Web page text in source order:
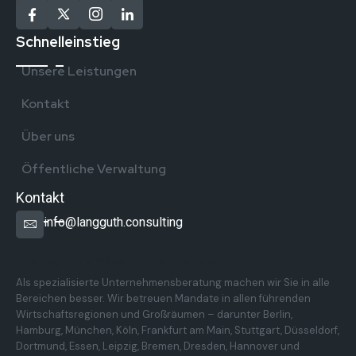
Schnelleinstieg
Unsere Leistungen
Kontakt
Über uns
Öffentliche Verwaltung
Kontakt
info@langguth.consulting
Als spezialisierte Unternehmensberatung machen wir Sie in alle
Bereichen besser. Wir betreuen Mandate in allen führenden
Wirtschaftsregionen und Großräumen – darunter Berlin,
Hamburg, München, Köln, Frankfurt am Main, Stuttgart, Düsseldorf,
Dortmund, Essen, Leipzig, Bremen, Dresden, Hannover und